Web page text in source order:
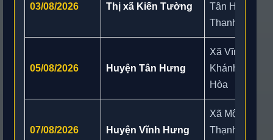
03/08/2026 Thị xã Kiến Tường
Tân Hưng,
Thạnh
05/08/2026 Huyện Tân Hưng
Xã Vĩnh
Khánh Hưng,
Hòa
07/08/2026 Huyện Vĩnh Hưng
Xã Mộc Hóa,
Thạnh, Xã